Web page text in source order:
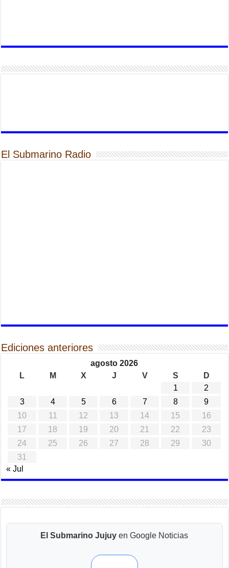
El Submarino Radio
Ediciones anteriores
agosto 2026
L
M X J V S
D
1
2
3
4 5 6 7 8
9
10
11 12 13 14 15
16
17
18 19 20 21 22
23
24
25 26 27 28 29
30
31
« Jul
El Submarino Jujuy en Google Noticias